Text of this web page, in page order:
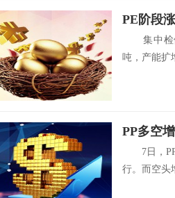
PE阶段
集中检
吨，产能扩
PP多空
7日，PP
行。而空头